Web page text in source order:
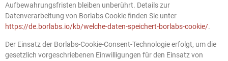
Aufbewahrungsfristen bleiben unberührt. Details zur
Datenverarbeitung von Borlabs Cookie finden Sie unter
https://de.borlabs.io/kb/welche-daten-speichert-borlabs-cookie/.
Der Einsatz der Borlabs-Cookie-Consent-Technologie erfolgt, um die
gesetzlich vorgeschriebenen Einwilligungen für den Einsatz von